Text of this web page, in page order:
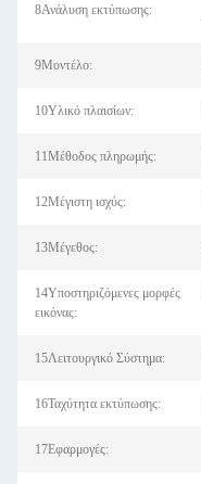
8Ανάλυση εκτύπωσης:
9Μοντέλο:
10Υλικό πλαισίων:
11Μέθοδος πληρωμής:
12Μέγιστη ισχύς:
13Μέγεθος:
14Υποστηριζόμενες μορφές
εικόνας:
15Λειτουργικό Σύστημα:
16Ταχύτητα εκτύπωσης:
17Εφαρμογές: